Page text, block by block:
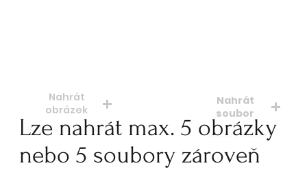
Nahrát
obrázek
soubory: jpeg, jpg, png
Nahrát
soubor
soubory: doc. pdf.
Lze nahrát max. 5 obrázky
nebo 5 soubory zároveň